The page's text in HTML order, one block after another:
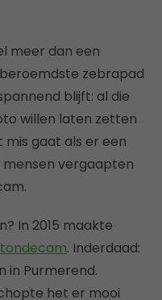
meer dan een
zebrapad
blijft: al die
willen laten zetten
gaat als er een
mensen vergaapten
In 2015 maakte
. Inderdaad:
in Purmerend.
het er mooi